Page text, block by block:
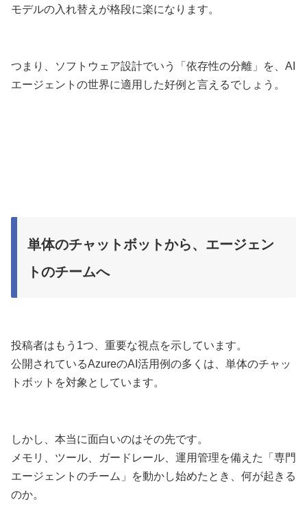
モデルの入れ替えが格段に楽になります。
つまり、ソフトウェア設計でいう「依存性の分離」を、AI
エージェントの世界に適用した好例と言えるでしょう。
単体のチャットボットから、エージェン
トのチームへ
投稿者はもう1つ、重要な視点を示しています。
公開されているAzureのAI活用例の多くは、単体のチャッ
トボットを対象としています。
しかし、本当に面白いのはその先です。
メモリ、ツール、ガードレール、運用管理を備えた「専門
エージェントのチーム」を動かし始めたとき、何が起きる
のか。